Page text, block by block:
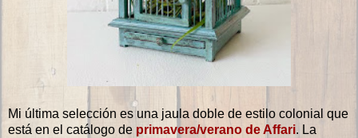
Mi última selección es una jaula doble de estilo colonial que
está en el catálogo de primavera/verano de Affari. La